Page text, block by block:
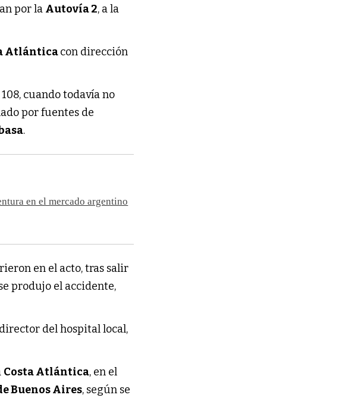
por la Autovía 2, a la
Atlánticacon dirección
cuando todavía no
por fuentes de
.
en el mercado argentino
en el acto, tras salir
produjo el accidente,
del hospital local,
Costa Atlántica, en el
Buenos Aires, según se